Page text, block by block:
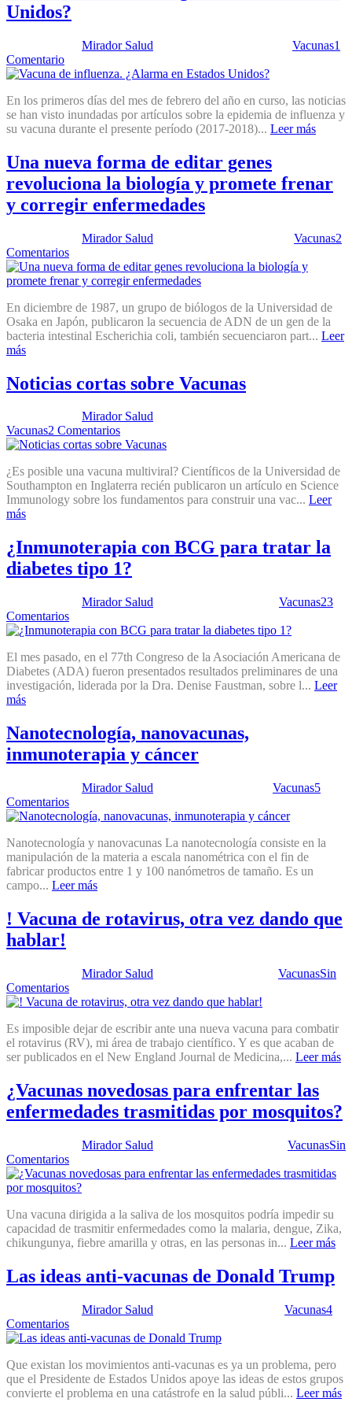
Unidos?
Mirador Salud Vacunas1
Comentario
En los primeros días del mes de febrero del año en curso, las noticias
se han visto inundadas por artículos sobre la epidemia de influenza y
su vacuna durante el presente período (2017-2018)... Leer más
Una nueva forma de editar genes
revoluciona la biología y promete frenar
y corregir enfermedades
Mirador Salud Vacunas2
Comentarios
En diciembre de 1987, un grupo de biólogos de la Universidad de
Osaka en Japón, publicaron la secuencia de ADN de un gen de la
bacteria intestinal Escherichia coli, también secuenciaron part... Leer
más
Noticias cortas sobre Vacunas
Mirador Salud
Vacunas2 Comentarios
¿Es posible una vacuna multiviral? Científicos de la Universidad de
Southampton en Inglaterra recién publicaron un artículo en Science
Immunology sobre los fundamentos para construir una vac... Leer
más
¿Inmunoterapia con BCG para tratar la
diabetes tipo 1?
Mirador Salud Vacunas23
Comentarios
El mes pasado, en el 77th Congreso de la Asociación Americana de
Diabetes (ADA) fueron presentados resultados preliminares de una
investigación, liderada por la Dra. Denise Faustman, sobre l... Leer
más
Nanotecnología, nanovacunas,
inmunoterapia y cáncer
Mirador Salud Vacunas5
Comentarios
Nanotecnología y nanovacunas La nanotecnología consiste en la
manipulación de la materia a escala nanométrica con el fin de
fabricar productos entre 1 y 100 nanómetros de tamaño. Es un
campo... Leer más
! Vacuna de rotavirus, otra vez dando que
hablar!
Mirador Salud VacunasSin
Comentarios
Es imposible dejar de escribir ante una nueva vacuna para combatir
el rotavirus (RV), mi área de trabajo científico. Y es que acaban de
ser publicados en el New England Journal de Medicina,... Leer más
¿Vacunas novedosas para enfrentar las
enfermedades trasmitidas por mosquitos?
Mirador Salud VacunasSin
Comentarios
Una vacuna dirigida a la saliva de los mosquitos podría impedir su
capacidad de trasmitir enfermedades como la malaria, dengue, Zika,
chikungunya, fiebre amarilla y otras, en las personas in... Leer más
Las ideas anti-vacunas de Donald Trump
Mirador Salud Vacunas4
Comentarios
Que existan los movimientos anti-vacunas es ya un problema, pero
que el Presidente de Estados Unidos apoye las ideas de estos grupos
convierte el problema en una catástrofe en la salud públi... Leer más